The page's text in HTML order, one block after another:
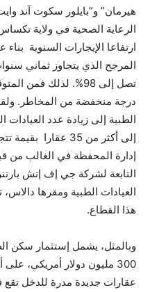
هيرمان” و”بايلور سكوت آند
الرعاية الصحية في ولاية
ارتفاعا الإيجارات السنوية
المرجح الذي يتجاوز ثماني
تصل إلى 98%. لذلك
درجة منخفضة من المخاطر. ولقد
الطبية إلى زيادة عدد العيادات
إدارة المحفظة في الغالب من
التابعة لشركة جي إف إتش
العيادات الطبية ومقرها
هذا القطاع.
300 مليون دولار أمريكي،
عقارات جديدة مدرة للدخل